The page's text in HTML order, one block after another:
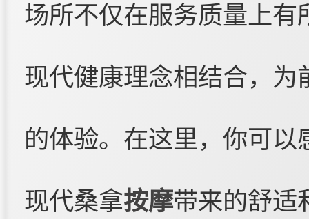
场所不仅在服务质量上
现代健康理念相结合，
的体验。在这里，你可
现代桑拿按摩带来的舒适